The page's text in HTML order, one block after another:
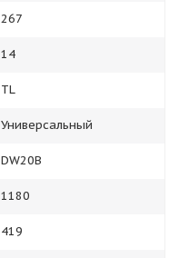
267
14
TL
Универсальный
DW20B
1180
419